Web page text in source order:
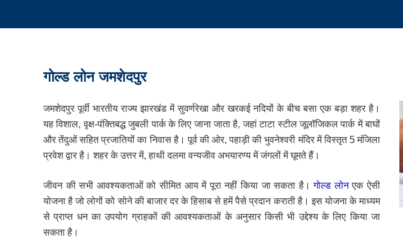
गोल्ड लोन जमशेदपुर
जमशेदपुर पूर्वी भारतीय राज्य झारखंड में सुवर्णरेखा और खरकई नदियों के बीच बसा एक बड़ा शहर है।
यह विशाल, वृक्ष-पंक्तिबद्ध जुबली पार्क के लिए जाना जाता है, जहां टाटा स्टील जूलॉजिकल पार्क में बाघों
और तेंदुओं सहित प्रजातियों का निवास है। पूर्व की ओर, पहाड़ी की भुवनेश्वरी मंदिर में विस्तृत 5 मंजिला
प्रवेश द्वार है। शहर के उत्तर में, हाथी दलमा वन्यजीव अभयारण्य में जंगलों में घूमते हैं।
जीवन की सभी आवश्यकताओं को सीमित आय में पूरा नहीं किया जा सकता है।गोल्ड लोनएक ऐसी
योजना है जो लोगों को सोने की बाजार दर के हिसाब से हमें पैसे प्रदान कराती है। इस योजना के माध्यम
से प्राप्त धन का उपयोग ग्राहकों की आवश्यकताओं के अनुसार किसी भी उद्देश्य के लिए किया जा
सकता है।